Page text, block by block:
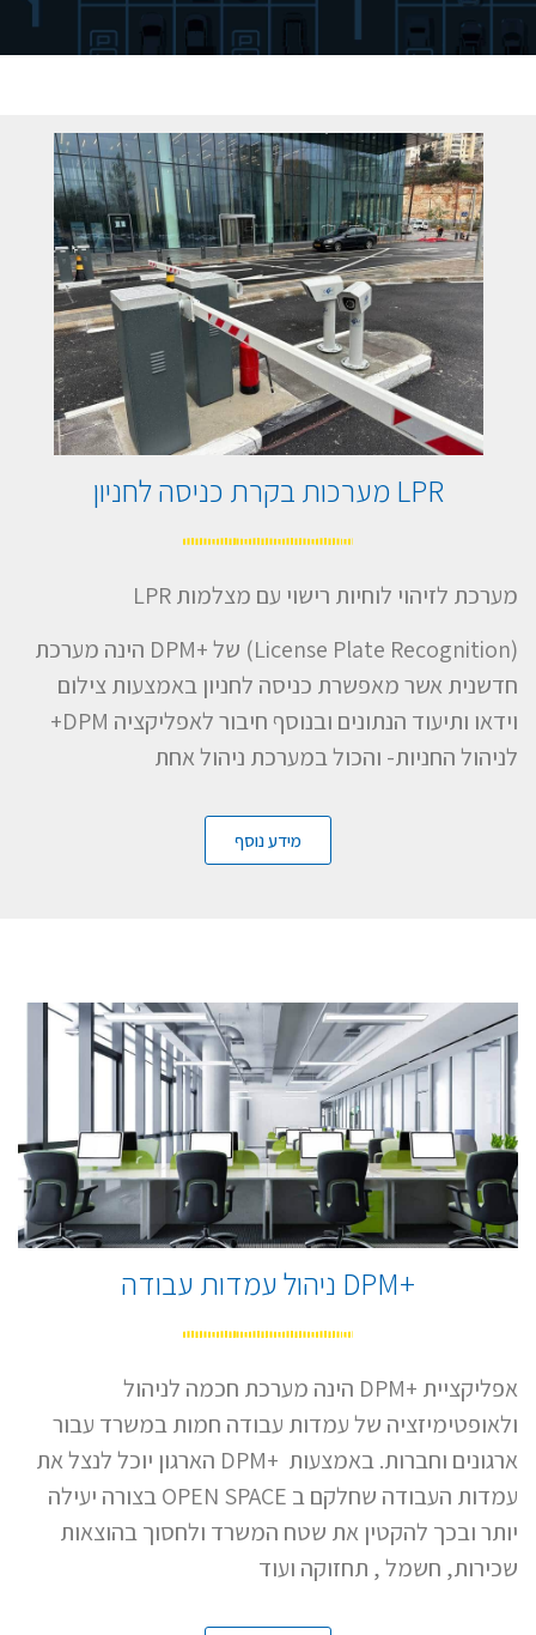
LPR מערכות בקרת כניסה לחניון
מערכת לזיהוי לוחיות רישוי עם מצלמות LPR
(License Plate Recognition) של +DPM הינה מערכת
חדשנית אשר מאפשרת כניסה לחניון באמצעות צילום
וידאו ותיעוד הנתונים ובנוסף חיבור לאפליקציה DPM+
לניהול החניות- והכול במערכת ניהול אחת
מידע נוסף
+DPM ניהול עמדות עבודה
אפליקציית +DPM הינה מערכת חכמה לניהול
ולאופטימיזציה של עמדות עבודה חמות במשרד עבור
ארגונים וחברות. באמצעות +DPM הארגון יוכל לנצל את
עמדות העבודה שחלקם ב OPEN SPACE בצורה יעילה
יותר ובכך להקטין את שטח המשרד ולחסוך בהוצאות
שכירות, חשמל , תחזוקה ועוד